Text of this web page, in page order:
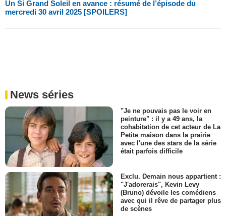
Un Si Grand Soleil en avance : résumé de l’épisode du
mercredi 30 avril 2025 [SPOILERS]
News séries
"Je ne pouvais pas le voir en
peinture" : il y a 49 ans, la
cohabitation de cet acteur de La
Petite maison dans la prairie
avec l'une des stars de la série
était parfois difficile
Exclu. Demain nous appartient :
"J'adorerais", Kevin Levy
(Bruno) dévoile les comédiens
avec qui il rêve de partager plus
de scènes